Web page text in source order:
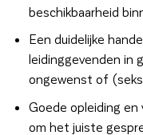
beschikbaarheid
Een duidelijke
leidinggevenden in
ongewenst of
Goede opleiding en
om het juiste